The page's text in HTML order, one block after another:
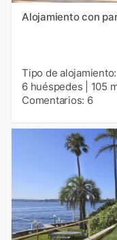
Alojamiento con
Tipo de
6 huéspedes
105
Comentarios: 6